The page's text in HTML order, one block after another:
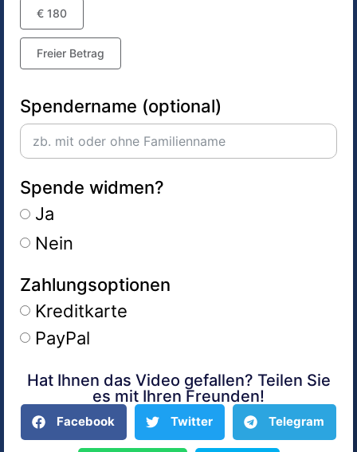
€ 180
Freier Betrag
Spendername (optional)
Spende widmen?
Ja
Nein
Zahlungsoptionen
Kreditkarte
PayPal
Alternative:
Hat Ihnen das Video gefallen? Teilen Sie
es mit Ihren Freunden!
Facebook Twitter Telegram